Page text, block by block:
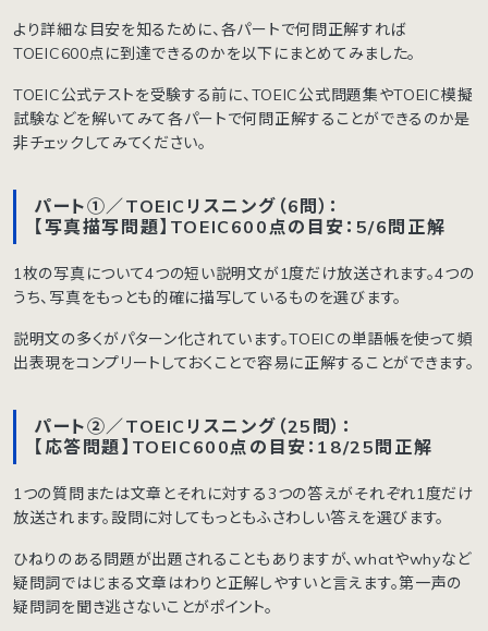
より詳細な目安を知るために、各パートで何問正解すれば
TOEIC600点に到達できるのかを以下にまとめてみました。
TOEIC公式テストを受験する前に、TOEIC公式問題集やTOEIC模擬
試験などを解いてみて各パートで何問正解することができるのか是
非チェックしてみてください。
パート①／TOEICリスニング（6問）：
【写真描写問題】TOEIC600点の目安：5/6問正解
1枚の写真について4つの短い説明文が1度だけ放送されます。4つの
うち、写真をもっとも的確に描写しているものを選びます。
説明文の多くがパターン化されています。TOEICの単語帳を使って頻
出表現をコンプリートしておくことで容易に正解することができます。
パート②／TOEICリスニング（25問）：
【応答問題】TOEIC600点の目安：18/25問正解
1つの質問または文章とそれに対する3つの答えがそれぞれ1度だけ
放送されます。設問に対してもっともふさわしい答えを選びます。
ひねりのある問題が出題されることもありますが、whatやwhyなど
疑問詞ではじまる文章はわりと正解しやすいと言えます。第一声の
疑問詞を聞き逃さないことがポイント。